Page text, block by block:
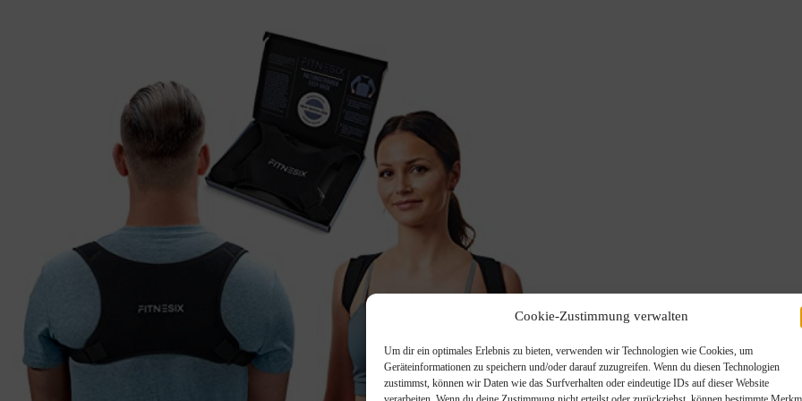
Cookie-Zustimmung verwalten
Um dir ein optimales Erlebnis zu bieten, verwenden wir Technologien wie Cookies, um
Geräteinformationen zu speichern und/oder darauf zuzugreifen. Wenn du diesen Technologien
zustimmst, können wir Daten wie das Surfverhalten oder eindeutige IDs auf dieser Website